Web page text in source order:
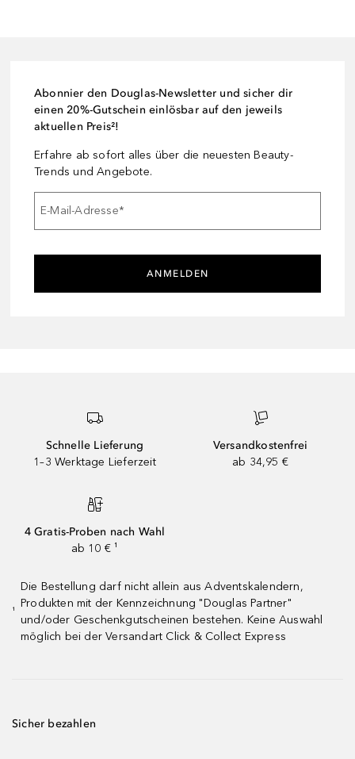
Abonnier den Douglas-Newsletter und sicher dir
einen 20%-Gutschein einlösbar auf den jeweils
aktuellen Preis²!
Erfahre ab sofort alles über die neuesten Beauty-
Trends und Angebote.
E-Mail-Adresse*
ANMELDEN
Schnelle Lieferung
1–3 Werktage Lieferzeit
Versandkostenfrei
ab 34,95 €
4 Gratis-Proben nach Wahl
ab 10 € ¹
¹
Die Bestellung darf nicht allein aus Adventskalendern,
Produkten mit der Kennzeichnung "Douglas Partner"
und/oder Geschenkgutscheinen bestehen. Keine Auswahl
möglich bei der Versandart Click & Collect Express
Sicher bezahlen